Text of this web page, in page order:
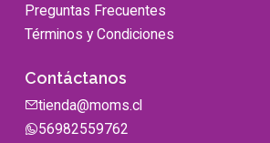
Preguntas Frecuentes
Términos y Condiciones
Contáctanos
tienda@moms.cl
56982559762